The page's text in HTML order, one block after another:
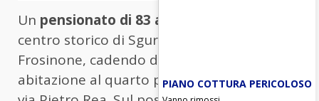
Un pensionato di 83 anni
centro storico di Sgurgola, in provincia di
Frosinone, cadendo dal balcone della sua
abitazione al quarto piano di uno stabile in
PIANO COTTURA PERICOLOSO